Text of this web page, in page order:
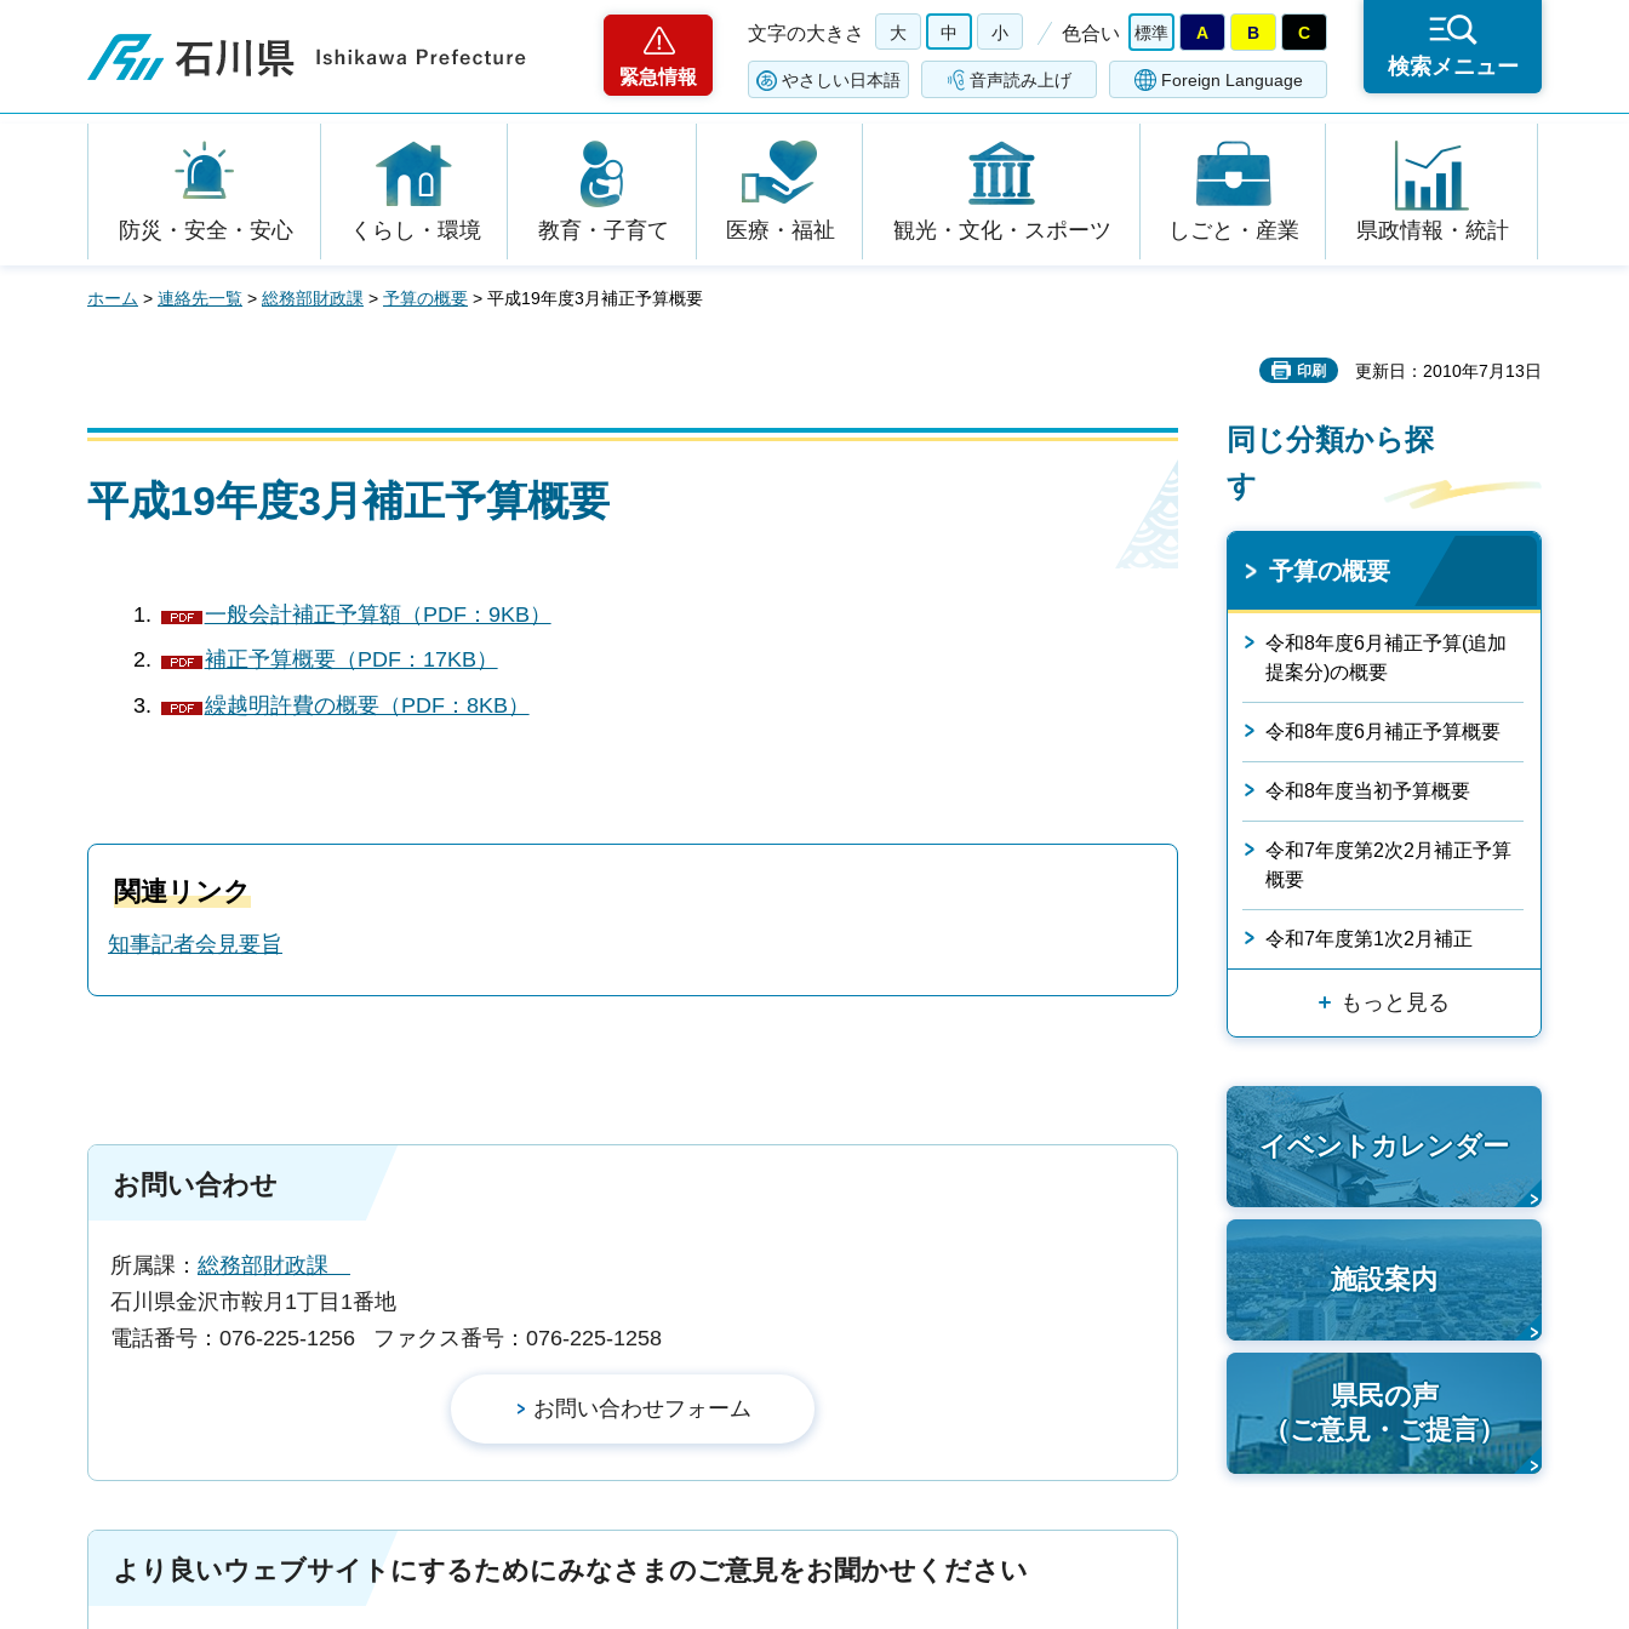
石川県
緊急情報
文字の大きさ 大 中 小 色合い 標準 A B C
やさしい日本語 音声読み上げ Foreign Language
検索メニュー
防災・安全・安心 くらし・環境 教育・子育て 医療・福祉 観光・文化・スポーツ しごと・産業 県政情報・統計
ホーム > 連絡先一覧 > 総務部財政課 > 予算の概要 > 平成19年度3月補正予算概要
印刷 更新日：2010年7月13日
平成19年度3月補正予算概要
一般会計補正予算額（PDF：9KB）
補正予算概要（PDF：17KB）
繰越明許費の概要（PDF：8KB）
関連リンク
知事記者会見要旨
お問い合わせ
所属課： 総務部財政課
石川県金沢市鞍月1丁目1番地
電話番号：076-225-1256
ファクス番号：076-225-1258
より良いウェブサイトにするためにみなさまのご意見をお聞かせください
同じ分類から探
す
予算の概要
令和8年度6月補正予算(追加
提案分)の概要
令和8年度6月補正予算概要
令和8年度当初予算概要
令和7年度第2次2月補正予算
概要
令和7年度第1次2月補正
もっと見る
イベントカレンダー
施設案内
県民の声
（ご意見・ご提言）